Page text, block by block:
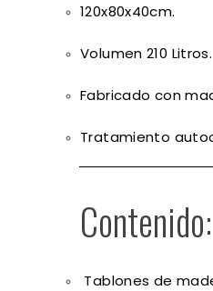
120x80x40cm.
Volumen 210 Litros.
Fabricado con
Tratamiento
Contenido:
Tablones de